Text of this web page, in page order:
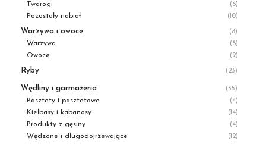
Twarogi (6)
Pozostały nabiał (10)
Warzywa i owoce (8)
Warzywa (8)
Owoce (2)
Ryby (23)
Wędliny i garmażeria (35)
Pasztety i pasztetowe (4)
Kiełbasy i kabanosy (14)
Produkty z gęsiny (4)
Wędzone i długodojrzewające (12)